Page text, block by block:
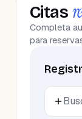
Citas
Completa
para